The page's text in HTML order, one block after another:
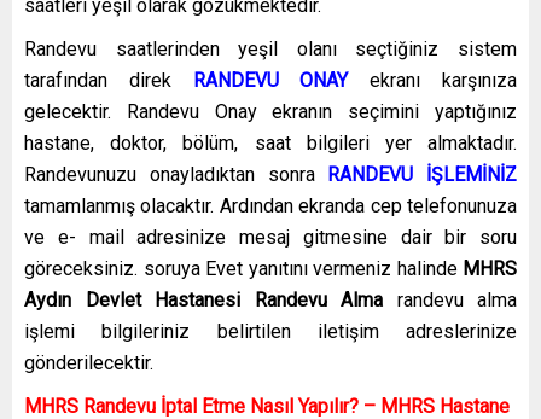
saatleri yeşil olarak gözükmektedir.
Randevu saatlerinden yeşil olanı seçtiğiniz sistem
tarafından direk RANDEVU ONAYekranı karşınıza
gelecektir. Randevu Onay ekranın seçimini yaptığınız
hastane, doktor, bölüm, saat bilgileri yer almaktadır.
Randevunuzu onayladıktan sonraRANDEVU İŞLEMİNİZ
tamamlanmış olacaktır. Ardından ekranda cep telefonunuza
ve e- mail adresinize mesaj gitmesine dair bir soru
göreceksiniz. soruya Evet yanıtını vermeniz halindeMHRS
Aydın Devlet Hastanesi Randevu Alma randevu alma
işlemi bilgileriniz belirtilen iletişim adreslerinize
gönderilecektir.
MHRS Randevu İptal Etme Nasıl Yapılır? – MHRS Hastane